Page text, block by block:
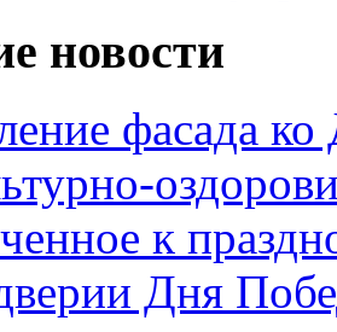
новости
фасада
к
Дня